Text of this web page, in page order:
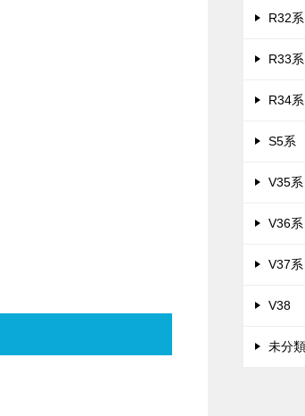
R32系
R33系
R34系
S5系
V35系
V36系
V37系
V38
未分類